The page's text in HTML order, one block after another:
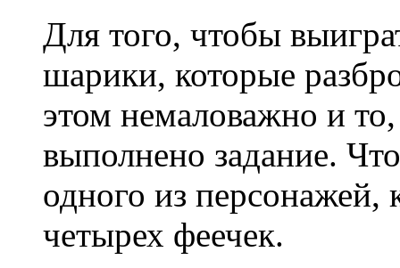
Для того, чтобы
шарики, которые
этом немаловажно и то,
выполнено задание.
одного из персонажей,
четырех феечек.